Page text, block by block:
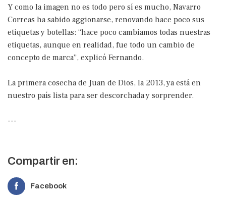
Compartir en:
Facebook
Y como la imagen no es todo pero sí es mucho, Navarro
Correas ha sabido aggionarse, renovando hace poco sus
etiquetas y botellas: “hace poco cambiamos todas nuestras
etiquetas, aunque en realidad, fue todo un cambio de
concepto de marca”, explicó Fernando.
La primera cosecha de Juan de Dios, la 2013, ya está en
nuestro país lista para ser descorchada y sorprender.
---